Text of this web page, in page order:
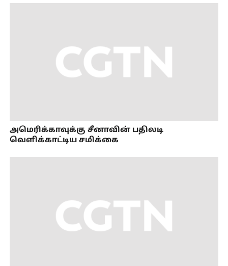
அமெரிக்காவுக்கு சீனாவின் பதிலடி
வெளிக்காட்டிய சமிக்கை